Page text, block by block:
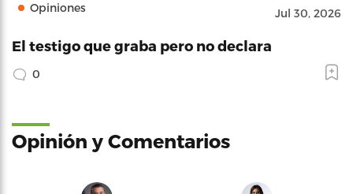
Opiniones Jul 30, 2026
El testigo que graba pero no declara
0
Opinión y Comentarios